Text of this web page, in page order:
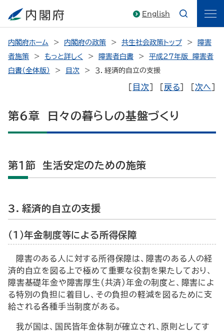
English
内閣府ホーム 内閣府の政策 共生社会政策トップ
障害
者施策
もっと詳しく 障害者白書
平成27年版 障害者
白書（全体版）
目次 ３．経済的自立の支援
目次 戻る 次へ
第６章 日々の暮らしの基盤づくり
第１節 生活安定のための施策
３．経済的自立の支援
（１）年金制度等による所得保障
障害のある人に対する所得保障は、障害のある人の経
済的自立を図る上で極めて重要な役割を果たしており、
障害基礎年金や障害厚生（共済）年金の制度と、障害によ
る特別の負担に着目し、その負担の軽減を図るために支
給される各種手当制度がある。
我が国は、国民皆年金体制が確立され、原則としてす